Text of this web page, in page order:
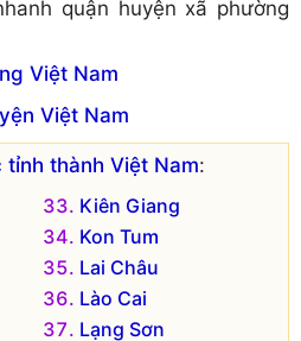
Huyện Sóc Sơn
Huyện Thanh Oai
Huyện Thanh Trì
Huyện Ứng Hòa
quận huyện xã phường
Việt Nam
Việt Nam
tỉnh thành Việt Nam:
Kiên Giang
Kon Tum
Lai Châu
Lào Cai
Lạng Sơn